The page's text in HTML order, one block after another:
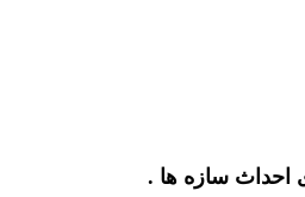
احداث سازه ها .